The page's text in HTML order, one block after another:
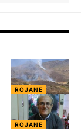
ROJANE
ROJANE